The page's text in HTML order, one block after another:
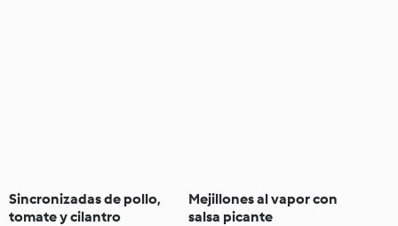
Sincronizadas de pollo,
tomate y cilantro
Mejillones al vapor con
salsa picante